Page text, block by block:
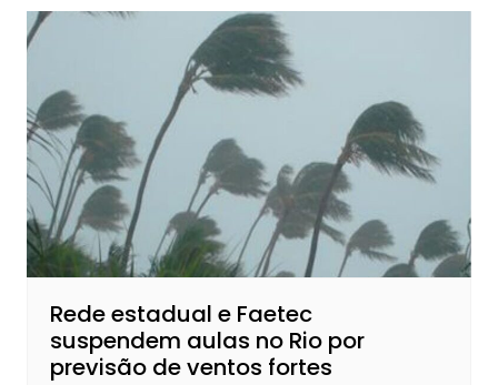
Rede estadual e Faetec
suspendem aulas no Rio por
previsão de ventos fortes